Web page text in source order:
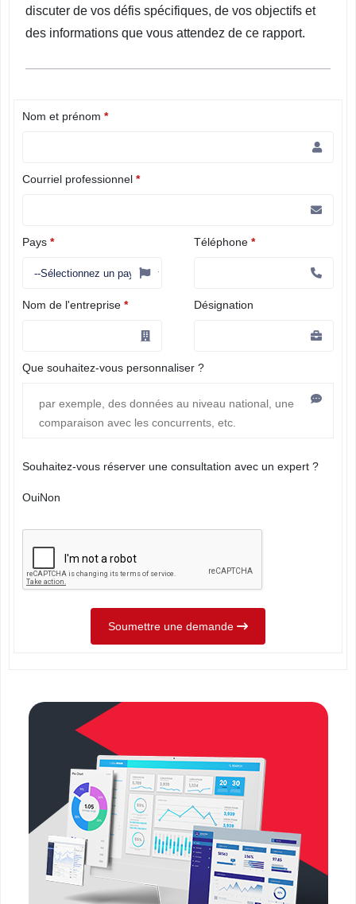
discuter de vos défis spécifiques, de vos objectifs et
des informations que vous attendez de ce rapport.
Nom et prénom *
Courriel professionnel *
Pays * Téléphone *
Nom de l'entreprise * Désignation
Que souhaitez-vous personnaliser ?
Souhaitez-vous réserver une consultation avec un expert ?
OuiNon
Soumettre une demande